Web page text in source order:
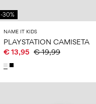
-30%
NAME IT KIDS
PLAYSTATION CAMISETA
€ 13,95 € 19,99